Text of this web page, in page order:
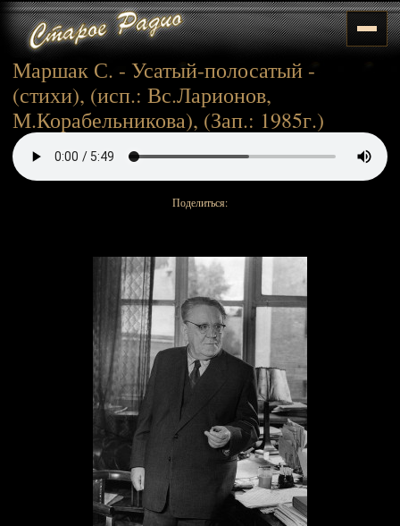
Маршак С. - Усатый-полосатый -
(стихи), (исп.: Вс.Ларионов,
М.Корабельникова), (Зап.: 1985г.)
Поделиться: